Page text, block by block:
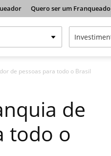
Quero ser um Franqueado
de pessoas para todo o Brasil
de
todo o